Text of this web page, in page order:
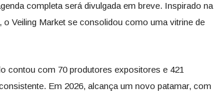
completa será divulgada em breve. Inspirado na
Veiling Market se consolidou como uma vitrine de
contou com 70 produtores expositores e 421
Em 2026, alcança um novo patamar, com